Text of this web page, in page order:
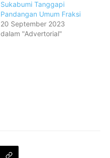
Sukabumi Tanggapi
Pandangan Umum Fraksi
20 September 2023
dalam "Advertorial"